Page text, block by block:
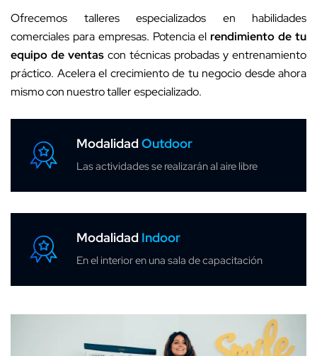
Ofrecemos talleres especializados en habilidades
comerciales para empresas. Potencia elrendimiento de tu
equipo de ventas con técnicas probadas y entrenamiento
práctico. Acelera el crecimiento de tu negocio desde ahora
mismo con nuestro taller especializado.
ModalidadOutdoor
Las actividades se realizarán al aire libre
Modalidad Indoor
En el interior en una sala de capacitación